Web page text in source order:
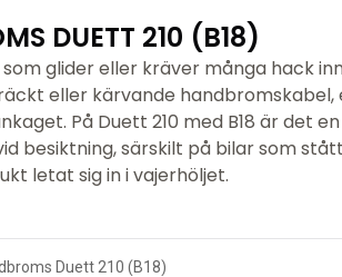
DUETT 210 (B18)
glider eller kräver många hack
eller kärvande handbromskabel,
På Duett 210 med B18 är det
besiktning, särskilt på bilar som
letat sig in i vajerhöljet.